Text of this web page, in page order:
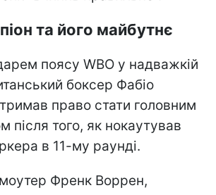
та його майбутнє
поясу WBO у надважкій
боксер Фабіо
право стати головним
після того, як нокаутував
в 11-му раунді.
Френк Воррен,